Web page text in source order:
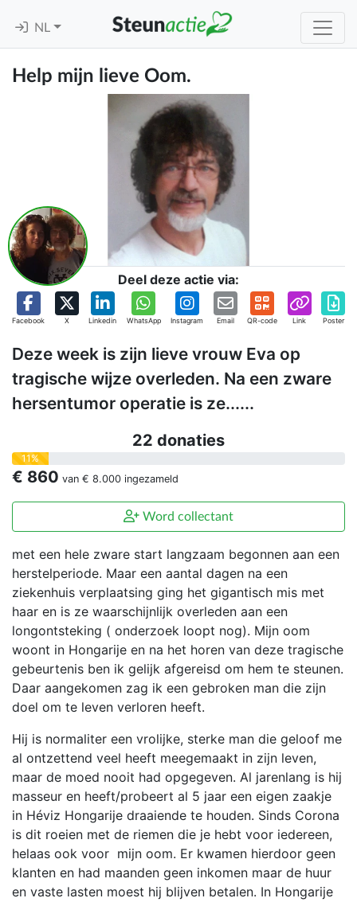
NL
Help mijn lieve Oom.
Deel deze actie via:
Facebook X Linkedin WhatsApp Instagram Email QR-code Link Poster
Deze week is zijn lieve vrouw Eva op
tragische wijze overleden. Na een zware
hersentumor operatie is ze......
22 donaties
11%
€ 860 van € 8.000 ingezameld
Word collectant
met een hele zware start langzaam begonnen aan een
herstelperiode. Maar een aantal dagen na een
ziekenhuis verplaatsing ging het gigantisch mis met
haar en is ze waarschijnlijk overleden aan een
longontsteking ( onderzoek loopt nog). Mijn oom
woont in Hongarije en na het horen van deze tragische
gebeurtenis ben ik gelijk afgereisd om hem te steunen.
Daar aangekomen zag ik een gebroken man die zijn
doel om te leven verloren heeft.
Hij is normaliter een vrolijke, sterke man die geloof me
al ontzettend veel heeft meegemaakt in zijn leven,
maar de moed nooit had opgegeven. Al jarenlang is hij
masseur en heeft/probeert al 5 jaar een eigen zaakje
in Héviz Hongarije draaiende te houden. Sinds Corona
is dit roeien met de riemen die je hebt voor iedereen,
helaas ook voor mijn oom. Er kwamen hierdoor geen
klanten en had maanden geen inkomen maar de huur
en vaste lasten moest hij blijven betalen. In Hongarije